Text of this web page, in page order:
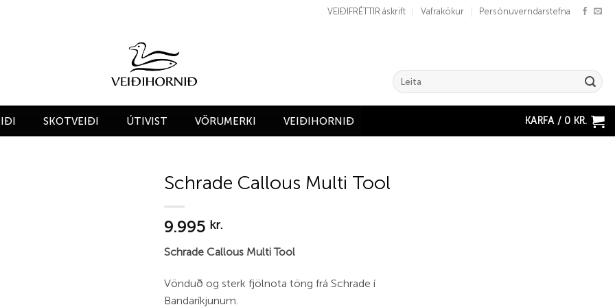
VEIÐIFRÉTTIR áskrift Vafrakökur Persónuverndarstefna
Search
for:
SKOTVEIÐI ÚTIVIST VÖRUMERKI VEIÐIHORNIÐ KARFA / 0 KR.
Schrade Callous Multi Tool
9.995 kr.
Schrade Callous Multi Tool
Vönduð og sterk fjölnota töng frá Schrade í
Bandaríkjunum.